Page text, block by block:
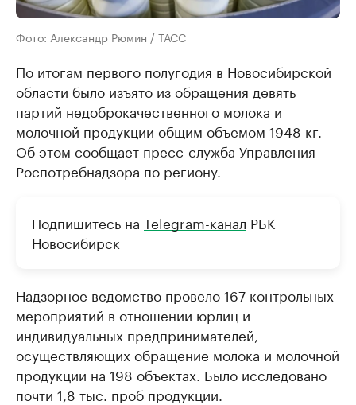
Фото: Александр Рюмин / ТАСС
По итогам первого полугодия в Новосибирской
области было изъято из обращения девять
партий недоброкачественного молока и
молочной продукции общим объемом 1948 кг.
Об этом сообщает пресс-служба Управления
Роспотребнадзора по региону.
Подпишитесь на Telegram-канал РБК
Новосибирск
Надзорное ведомство провело 167 контрольных
мероприятий в отношении юрлиц и
индивидуальных предпринимателей,
осуществляющих обращение молока и молочной
продукции на 198 объектах. Было исследовано
почти 1,8 тыс. проб продукции.